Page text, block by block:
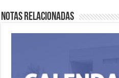
Notas Relacionadas